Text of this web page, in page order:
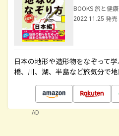
BOOKS 旅と健康
2022.11.25 発売
日本の地形や造形物をなぞって
橋、川、湖、半島など旅気分で
AD